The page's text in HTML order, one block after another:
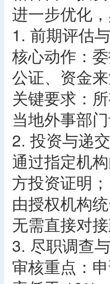
进一步优化
1. 前期评估
核心动作：
公证、资金
关键要求：
当地外事部门
2. 投资与递
通过指定机
方投资证明；
由授权机构
无需直接对接
3. 尽职调查
审核重点：